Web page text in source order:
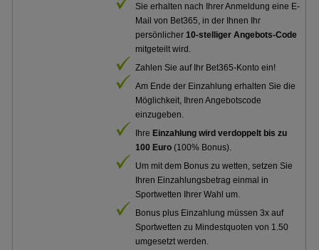
Sie erhalten nach Ihrer Anmeldung eine E-
Mail von Bet365, in der Ihnen Ihr
persönlicher10-stelliger Angebots-Code
mitgeteilt wird.
Zahlen Sie auf Ihr Bet365-Konto ein!
Am Ende der Einzahlung erhalten Sie die
Möglichkeit, Ihren Angebotscode
einzugeben.
Ihre Einzahlung wird verdoppelt bis zu
100 Euro (100% Bonus).
Um mit dem Bonus zu wetten, setzen Sie
Ihren Einzahlungsbetrag einmal in
Sportwetten Ihrer Wahl um.
Bonus plus Einzahlung müssen 3x auf
Sportwetten zu Mindestquoten von 1.50
umgesetzt werden.